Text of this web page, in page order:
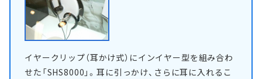
イヤークリップ（耳かけ式）にインイヤー型を組み合わ
せた「SHS8000」。耳に引っかけ、さらに耳に入れるこ